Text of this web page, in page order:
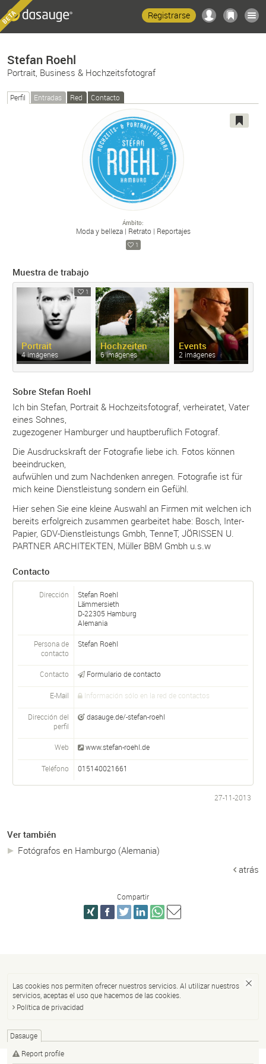
Registrarse
Stefan Roehl
Portrait, Business & Hochzeitsfotograf
Perfil Entradas Red Contacto
Ámbito
Moda y belleza Retrato Reportajes
1
Muestra de trabajo
1
Portrait
4 imágenes
Hochzeiten
6 imágenes
Events
2 imágenes
Sobre Stefan Roehl
Ich bin Stefan, Portrait & Hochzeitsfotograf, verheiratet, Vater
eines Sohnes,
zugezogener Hamburger und hauptberuflich Fotograf.
Die Ausdruckskraft der Fotografie liebe ich. Fotos können
beeindrucken,
aufwühlen und zum Nachdenken anregen. Fotografie ist für
mich keine Dienstleistung sondern ein Gefühl.
Hier sehen Sie eine kleine Auswahl an Firmen mit welchen ich
bereits erfolgreich zusammen gearbeitet habe: Bosch, Inter-
Papier, GDV-Dienstleistungs Gmbh, TenneT, JÖRISSEN U.
PARTNER ARCHITEKTEN, Müller BBM Gmbh u.s.w
Contacto
Dirección
Stefan Roehl
Lämmersieth
D-22305 Hamburg
Alemania
Persona de
contacto
Stefan Roehl
Contacto Formulario de contacto
E-Mail Información sólo en la red de contactos
Dirección del
perfil
dasauge.de/-stefan-roehl
Web www.stefan-roehl.de
Teléfono 015140021661
27-11-2013
Ver también
Fotógrafos en Hamburgo (Alemania)
atrás
Compartir
Las cookies nos permiten ofrecer nuestros servicios. Al utilizar nuestros
servicios, aceptas el uso que hacemos de las cookies.
Política de privacidad
Dasauge
Report profile